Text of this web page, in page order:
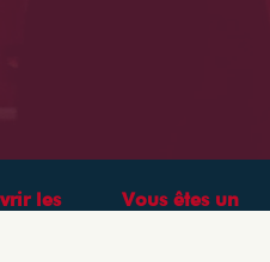
les
Vous êtes un